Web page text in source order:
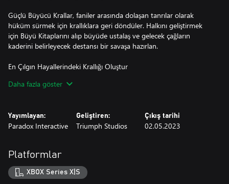
Güçlü Büyücü Krallar, faniler arasında dolaşan tanrılar olarak
hüküm sürmek için krallıklara geri döndüler. Halkını geliştirmek
için Büyü Kitaplarını alıp büyüde ustalaş ve gelecek çağların
kaderini belirleyecek destansı bir savaşa hazırlan.
En Çılgın Hayallerindeki Krallığı Oluştur
◾Vücut şekillerini, sosyal özelliklerini ve gizemli güçlerini
klişelerini yeniden canlandır
◾Ordularını büyülemek ve halkını geliştirmek için güçlü büyü
değiştiğini gör. Acımasız hakimiyetler, akıllıca ittifaklar veya en
büyük kadim bilgilerle zaferi kovala ve efsaneni krallığın ta
kendisine yaz!
Daha fazla göster
Yayımlayan:
Paradox Interactive
Geliştiren:
Triumph Studios
Çıkış tarihi
02.05.2023
Platformlar
XBOX Series X|S